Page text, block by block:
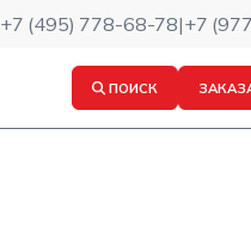
+7 (495) 778-68-78|+7
ПОИСК